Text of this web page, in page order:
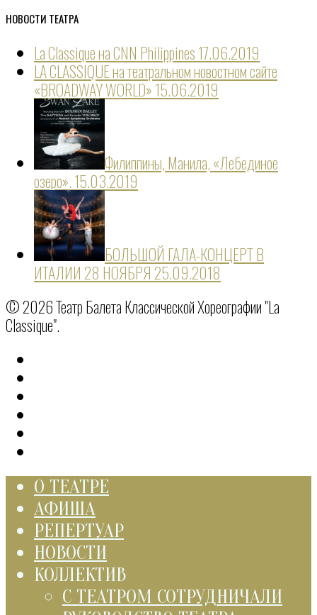
НОВОСТИ ТЕАТРА
La Classique на CNN Philippines17.06.2019
LA CLASSIQUE на театральном новостном сайте
«BROADWAY WORLD»15.06.2019
Филиппины, Манила, «Лебединое
озеро».15.03.2019
БОЛЬШОЙ ГАЛА-КОНЦЕРТ В
ИТАЛИИ 28 НОЯБРЯ25.09.2018
© 2026 Театр Балета Классической Хореографии "La
Classique".
О ТЕАТРЕ
АФИША
РЕПЕРТУАР
НОВОСТИ
КОЛЛЕКТИВ
С ТЕАТРОМ СОТРУДНИЧАЛИ